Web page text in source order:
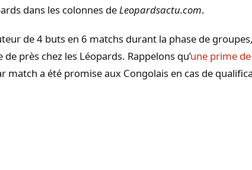
dans les colonnes de Leopardsactu.com.
de 4 buts en 6 matchs durant la phase de
près chez les Léopards. Rappelons qu’une prime
match a été promise aux Congolais en cas de